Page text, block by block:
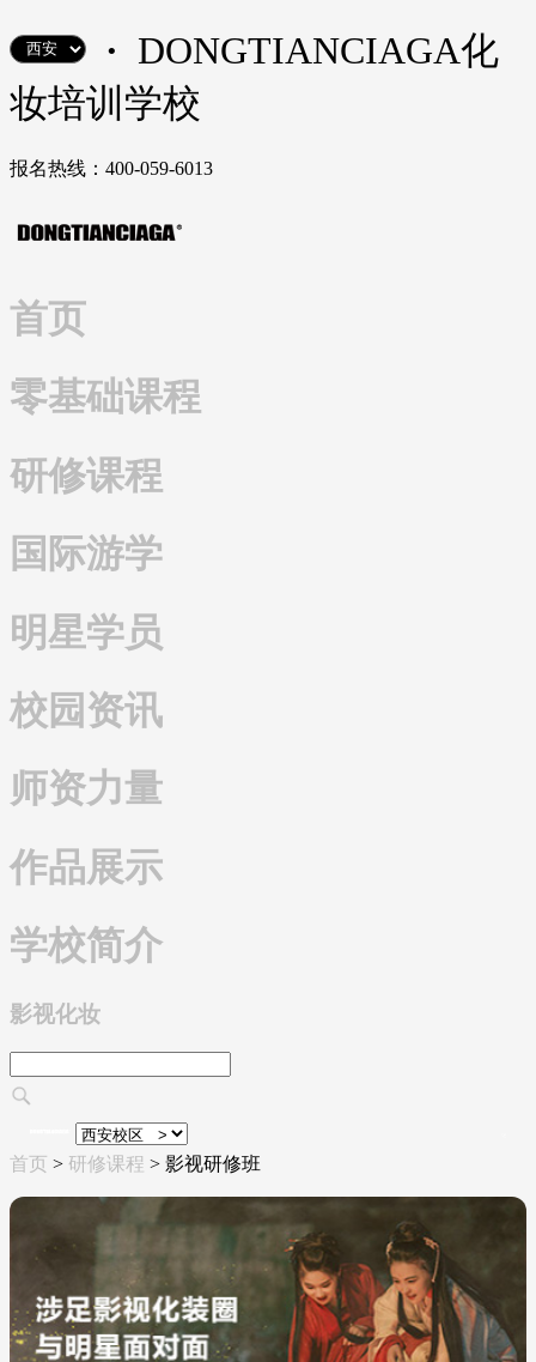
· DONGTIANCIAGA化
妆培训学校
报名热线：400-059-6013
首页
零基础课程
研修课程
国际游学
明星学员
校园资讯
师资力量
作品展示
学校简介
影视化妆
首页 > 研修课程 > 影视研修班